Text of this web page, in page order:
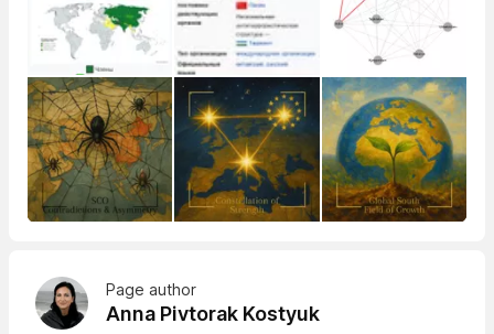
Page author
Anna Pivtorak Kostyuk